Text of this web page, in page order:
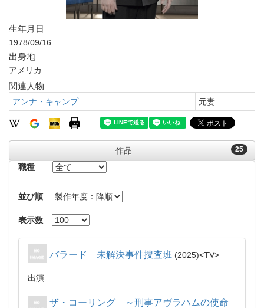
生年月日
1978/09/16
出身地
アメリカ
関連人物
アンナ・キャンプ 元妻
25
作品
職種
並び順
表示数
バラード 未解決事件捜査班 2025 TV
出演
ザ・コーリング ～刑事アヴラハムの使命